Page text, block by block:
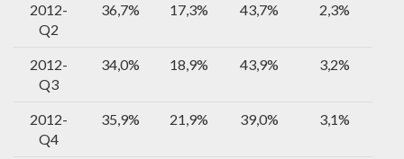
2012-
Q2
36,7% 17,3% 43,7% 2,3%
2012-
Q3
34,0% 18,9% 43,9% 3,2%
2012-
Q4
35,9% 21,9% 39,0% 3,1%